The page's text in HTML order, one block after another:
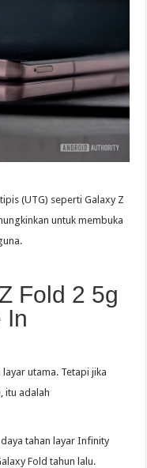
(UTG) seperti Galaxy Z
untuk membuka
Fold 2 5g
In
utama. Tetapi jika
itu adalah
tahan layar Infinity
Fold tahun lalu.